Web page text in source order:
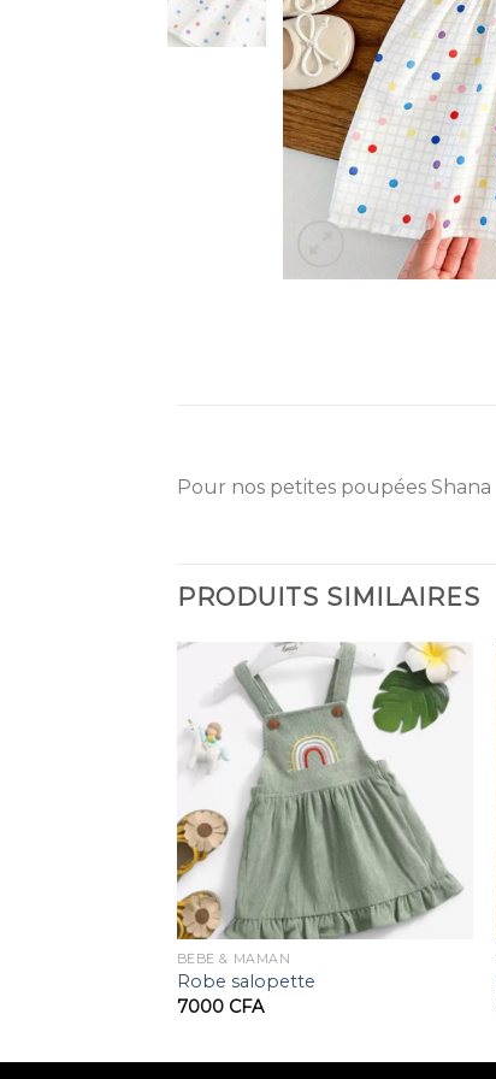
Pour nos petites poupées Shana
PRODUITS SIMILAIRES
BÉBÉ & MAMAN
Robe salopette
7000 CFA